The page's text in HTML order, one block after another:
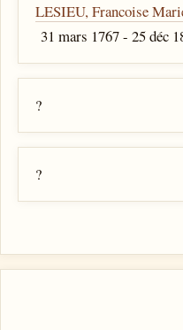
LESIEU, Francoise
31 mars 1767 - 25 déc
?
?